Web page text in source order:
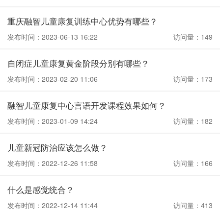
重庆融智儿童康复训练中心优势有哪些？
发布时间：2023-06-13 16:22 访问量：149
自闭症儿童康复黄金阶段分别有哪些？
发布时间：2023-02-20 11:06 访问量：173
融智儿童康复中心言语开发课程效果如何？
发布时间：2023-01-09 14:24 访问量：182
儿童新冠防治应该怎么做？
发布时间：2022-12-26 11:58 访问量：166
什么是感觉统合？
发布时间：2022-12-14 11:44 访问量：413